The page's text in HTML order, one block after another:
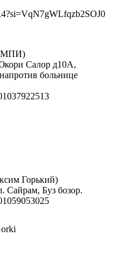
Салор д10А,
больнице
Горький)
Сайрам, Буз бозор.